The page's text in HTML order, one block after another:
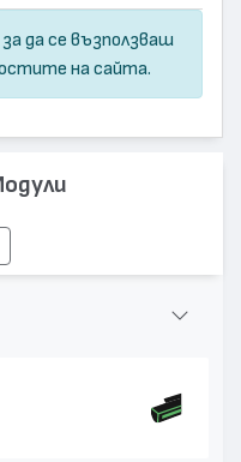
за да се възползваш
на сайта.